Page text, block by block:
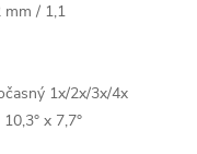
mm / 1,1
1x/2x/3x/4x
x 7,7°